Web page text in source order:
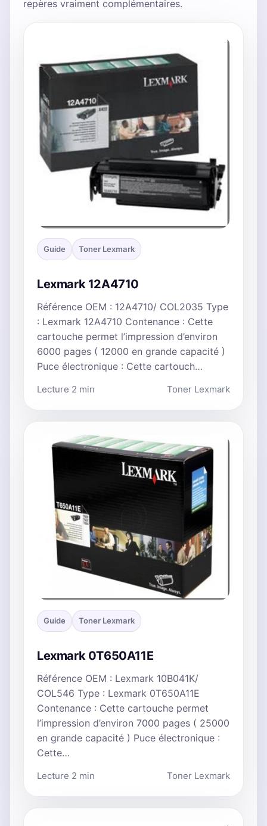
repères vraiment complémentaires.
Guide Toner Lexmark
Lexmark 12A4710
Référence OEM : 12A4710/ COL2035 Type
: Lexmark 12A4710 Contenance : Cette
cartouche permet l’impression d’environ
6000 pages ( 12000 en grande capacité )
Puce électronique : Cette cartouch…
Lecture 2 min Toner Lexmark
Guide Toner Lexmark
Lexmark 0T650A11E
Référence OEM : Lexmark 10B041K/
COL546 Type : Lexmark 0T650A11E
Contenance : Cette cartouche permet
l’impression d’environ 7000 pages ( 25000
en grande capacité ) Puce électronique :
Cette…
Lecture 2 min Toner Lexmark